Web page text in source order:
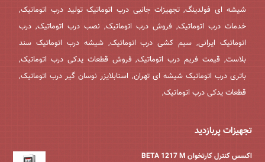
شیشه ای فولدینگ, تجهیزات جانبی درب اتوماتیک تولید درب اتوماتیک,
خدمات درب اتوماتیک, فروش درب اتوماتیک, نصب درب اتوماتیک, درب
اتوماتیک ایرانی, سیم کشی درب اتوماتیک, شیشه درب اتوماتیک سند
بلاست, قیمت فریم درب اتوماتیک, فروش قطعات یدکی درب اتوماتیک,
باتری درب اتوماتیک شیشه ای تهران, استابلایزر نوسان گیر درب اتوماتیک,
قطعات یدکی درب اتوماتیک,
تجهیزات پربازدید
اکسس کنترل کارتخوان BETA 1217 M